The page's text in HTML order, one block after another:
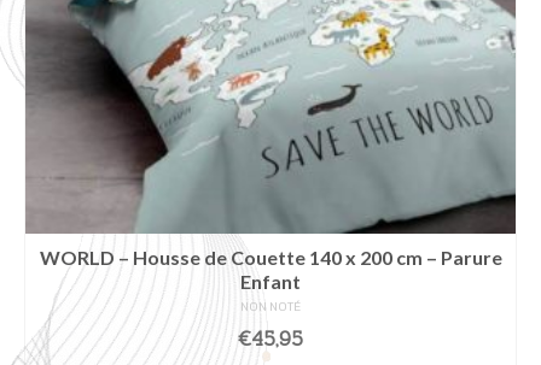
WORLD – Housse de Couette 140 x 200 cm – Parure
Enfant
NON NOTÉ
€45,95